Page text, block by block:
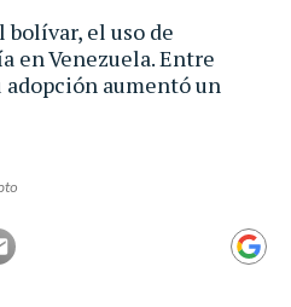
el uso de
en Venezuela. Entre
adopción aumentó un